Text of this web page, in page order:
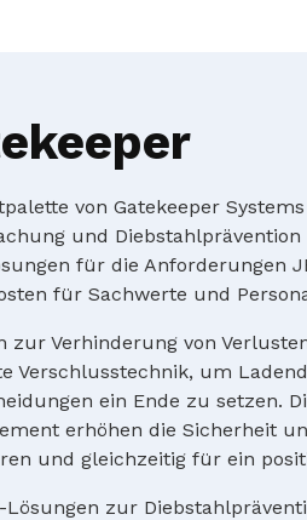
von Gatekeeper
und
für die Anforderungen
für Sachwerte und
zur Verhinderung von
Verschlusstechnik, um
ein Ende zu setzen.
erhöhen die Sicherheit
und gleichzeitig für ein
Lösungen zur